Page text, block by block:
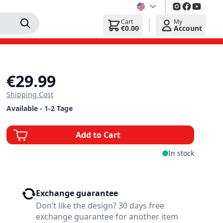
My
Account
Cart
€0.00
€29.99
Shipping Cost
Available - 1-2 Tage
Add to Cart
In stock
Exchange guarantee
Don’t like the design? 30 days free
exchange guarantee for another item